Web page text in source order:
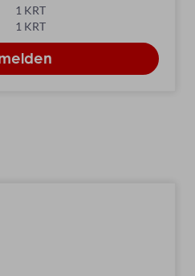
1 KRT
1 KRT